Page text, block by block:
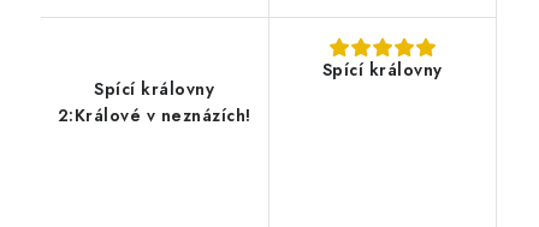
Spící královny
2:Králové v neznázích!
Spící královny